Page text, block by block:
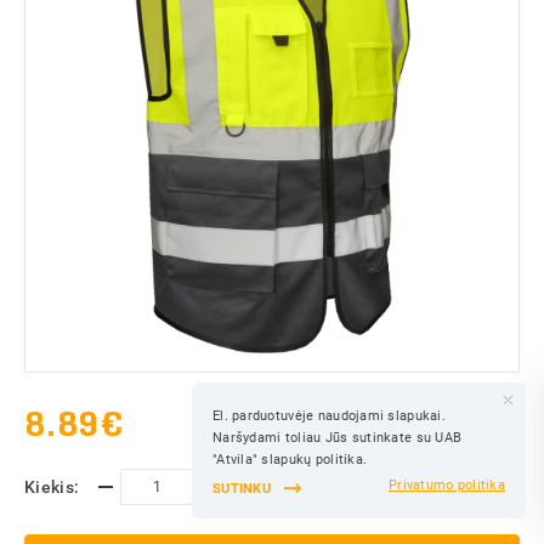
8.89€
Kiekis:
El. parduotuvėje naudojami slapukai.
Naršydami toliau Jūs sutinkate su UAB
"Atvila" slapukų politika.
SUTINKU
Privatumo politika
IŠSAUGOTI
IŠSAUGOTI